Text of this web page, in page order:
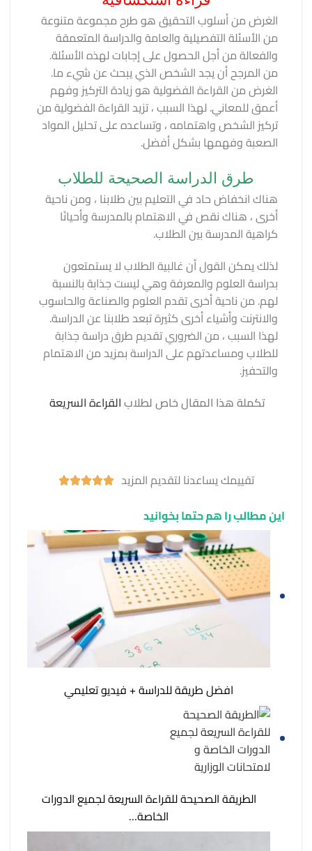
الغرض من أسلوب التحقيق هو طرح مجموعة متنوعة
من الأسئلة التفصيلية والعامة والدراسة المتعمقة
والفعالة من أجل الحصول على إجابات لهذه الأسئلة.
من المرجح أن يجد الشخص الذي يبحث عن شيء ما.
الغرض من القراءة الفضولية هو زيادة التركيز وفهم
أعمق للمعاني. لهذا السبب ، تزيد القراءة الفضولية من
تركيز الشخص واهتمامه ، وتساعده على تحليل المواد
الصعبة وفهمها بشكل أفضل.
طرق الدراسة الصحيحة للطلاب
هناك انخفاض حاد في التعليم بين طلابنا ، ومن ناحية
أخرى ، هناك نقص في الاهتمام بالمدرسة وأحيانًا
كراهية المدرسة بين الطلاب.
لذلك يمكن القول أن غالبية الطلاب لا يستمتعون
بدراسة العلوم والمعرفة وهي ليست جذابة بالنسبة
لهم. من ناحية أخرى تقدم العلوم والصناعة والحاسوب
والانترنت وأشياء أخرى كثيرة تبعد طلابنا عن الدراسة.
لهذا السبب ، من الضروري تقديم طرق دراسة جذابة
للطلاب ومساعدتهم على الدراسة بمزيد من الاهتمام
والتحفيز.
تكملة هذا المقال خاص لطلابالقراءة السريعة
تقييمك يساعدنا لتقديم المزيد 




این مطالب را هم حتما بخوانید
افضل طريقة للدراسة + فيديو تعليمي
الطريقة الصحيحة للقراءة السريعة لجميع الدورات
الخاصة…